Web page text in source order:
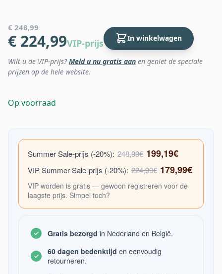
€ 248,99
€ 224,99VIP-prijs In winkelwagen
Wilt u de VIP-prijs?Meld u nu gratis aan en geniet de speciale
prijzen op de hele website.
Op voorraad
Summer Sale-prijs (-20%): 248,99€ 199,19€
VIP Summer Sale-prijs (-20%): 224,99€ 179,99€
VIP worden is gratis — gewoon registreren voor de
laagste prijs. Simpel toch?
Gratis bezorgd in Nederland en België.
60 dagen bedenktijd en eenvoudig
retourneren.